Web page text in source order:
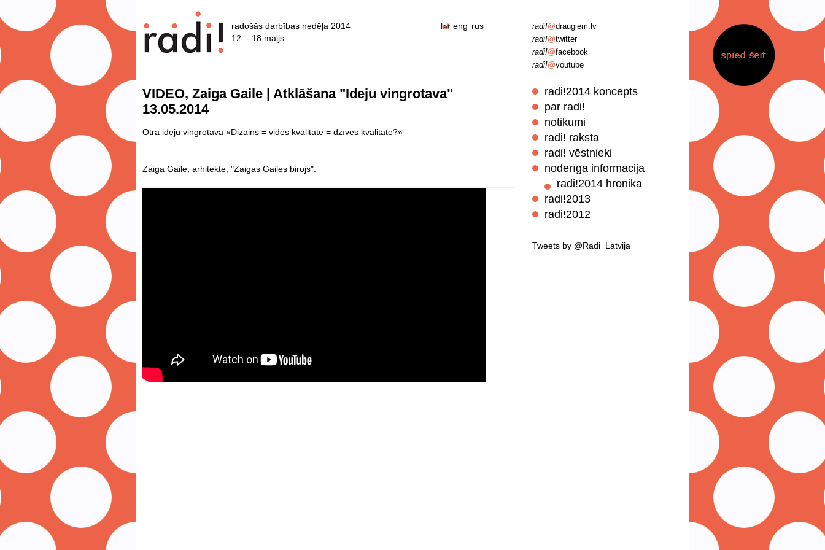
radošās darbības nedēļa 2014
12. - 18.maijs
lat eng rus radi!@draugiem.lv
radi!@twitter
radi!@facebook
radi!@youtube
VIDEO, Zaiga Gaile | Atklāšana "Ideju vingrotava"
13.05.2014
Otrā ideju vingrotava «Dizains = vides kvalitāte = dzīves kvalitāte?»
Zaiga Gaile, arhitekte, "Zaigas Gailes birojs".
radi!2014 koncepts
par radi!
notikumi
radi! raksta
radi! vēstnieki
noderīga informācija
radi!2014 hronika
radi!2013
radi!2012
Tweets by @Radi_Latvija